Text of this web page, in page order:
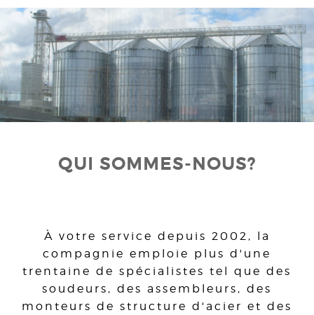
QUI SOMMES-NOUS?
À votre service depuis 2002, la
compagnie emploie plus d'une
trentaine de spécialistes tel que des
soudeurs, des assembleurs, des
monteurs de structure d'acier et des